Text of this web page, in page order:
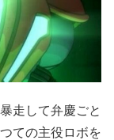
走して弁慶ごと
ての主役ロボを